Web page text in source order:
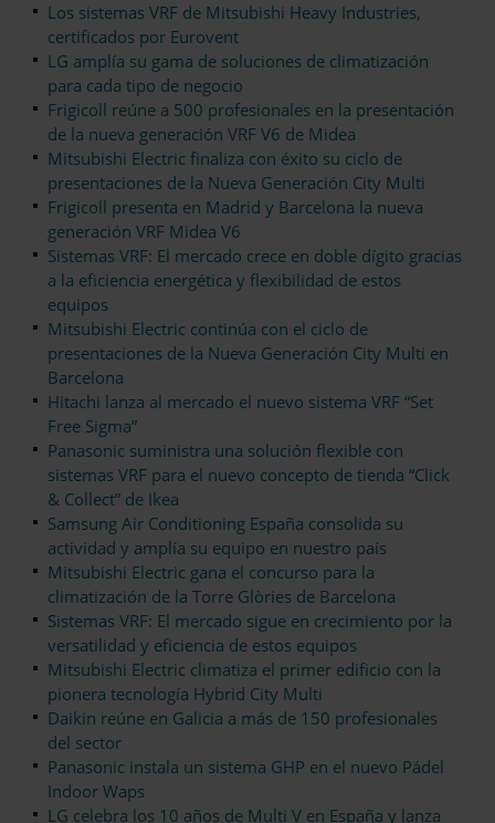
Los sistemas VRF de Mitsubishi Heavy Industries,
certificados por Eurovent
LG amplía su gama de soluciones de climatización
para cada tipo de negocio
Frigicoll reúne a 500 profesionales en la presentación
de la nueva generación VRF V6 de Midea
Mitsubishi Electric finaliza con éxito su ciclo de
presentaciones de la Nueva Generación City Multi
Frigicoll presenta en Madrid y Barcelona la nueva
generación VRF Midea V6
Sistemas VRF: El mercado crece en doble dígito gracias
a la eficiencia energética y flexibilidad de estos
equipos
Mitsubishi Electric continúa con el ciclo de
presentaciones de la Nueva Generación City Multi en
Barcelona
Hitachi lanza al mercado el nuevo sistema VRF “Set
Free Sigma”
Panasonic suministra una solución flexible con
sistemas VRF para el nuevo concepto de tienda “Click
& Collect” de Ikea
Samsung Air Conditioning España consolida su
actividad y amplía su equipo en nuestro país
Mitsubishi Electric gana el concurso para la
climatización de la Torre Glòries de Barcelona
Sistemas VRF: El mercado sigue en crecimiento por la
versatilidad y eficiencia de estos equipos
Mitsubishi Electric climatiza el primer edificio con la
pionera tecnología Hybrid City Multi
Daikin reúne en Galicia a más de 150 profesionales
del sector
Panasonic instala un sistema GHP en el nuevo Pádel
Indoor Waps
LG celebra los 10 años de Multi V en España y lanza